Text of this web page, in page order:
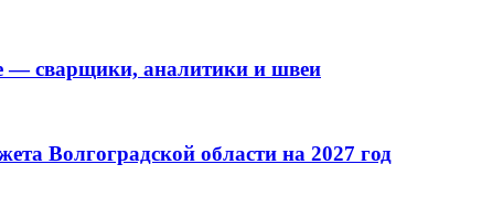
— сварщики, аналитики и швеи
Волгоградской области на 2027 год